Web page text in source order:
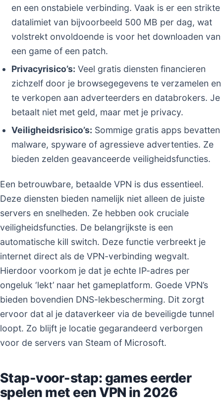
en een onstabiele verbinding. Vaak is er een strikte
datalimiet van bijvoorbeeld 500 MB per dag, wat
volstrekt onvoldoende is voor het downloaden van
een game of een patch.
Privacyrisico’s: Veel gratis diensten financieren
zichzelf door je browsegegevens te verzamelen en
te verkopen aan adverteerders en databrokers. Je
betaalt niet met geld, maar met je privacy.
Veiligheidsrisico’s: Sommige gratis apps bevatten
malware, spyware of agressieve advertenties. Ze
bieden zelden geavanceerde veiligheidsfuncties.
Een betrouwbare, betaalde VPN is dus essentieel.
Deze diensten bieden namelijk niet alleen de juiste
servers en snelheden. Ze hebben ook cruciale
veiligheidsfuncties. De belangrijkste is een
automatische kill switch. Deze functie verbreekt je
internet direct als de VPN-verbinding wegvalt.
Hierdoor voorkom je dat je echte IP-adres per
ongeluk ‘lekt’ naar het gameplatform. Goede VPN’s
bieden bovendien DNS-lekbescherming. Dit zorgt
ervoor dat al je dataverkeer via de beveiligde tunnel
loopt. Zo blijft je locatie gegarandeerd verborgen
voor de servers van Steam of Microsoft.
Stap-voor-stap: games eerder
spelen met een VPN in 2026